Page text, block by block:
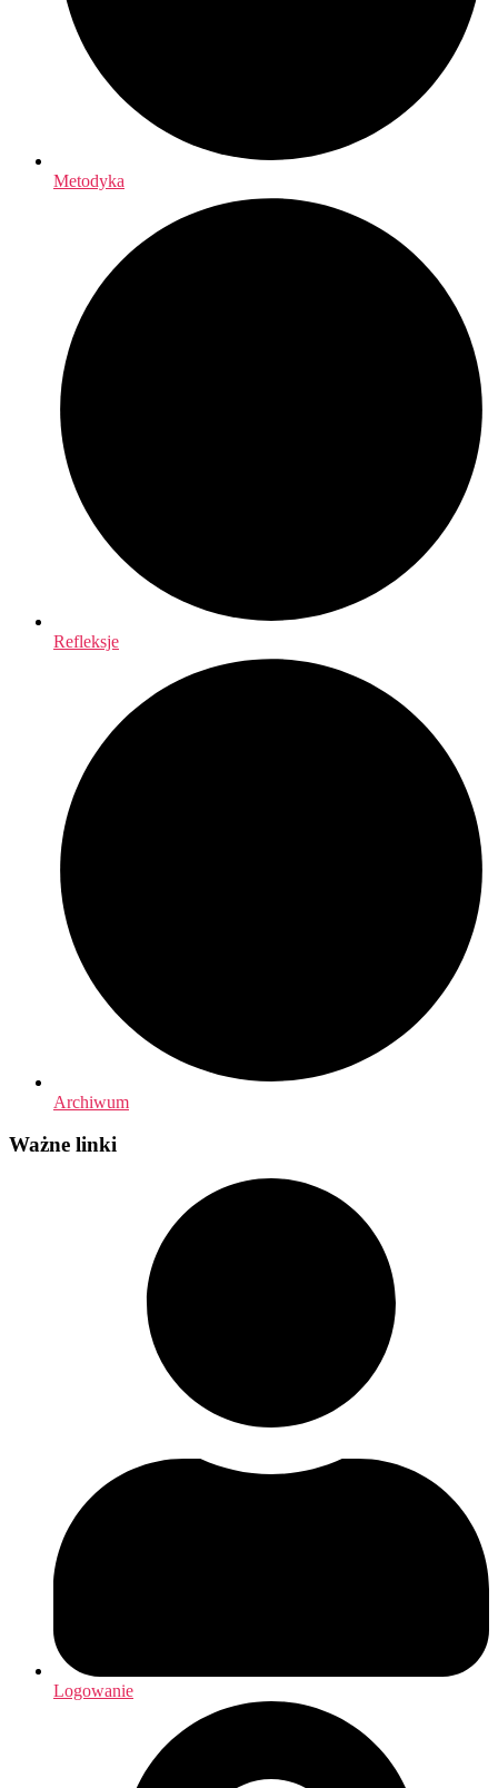
Metodyka
Refleksje
Archiwum
Ważne linki
Logowanie